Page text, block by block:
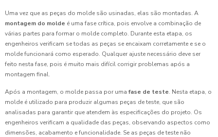
Uma vez que as peças do molde são usinadas, elas são montadas. A
montagem do molde é uma fase crítica, pois envolve a combinação de
várias partes para formar o molde completo. Durante esta etapa, os
engenheiros verificam se todas as peças se encaixam corretamente e se o
molde funcionará como esperado. Qualquer ajuste necessário deve ser
feito nesta fase, pois é muito mais difícil corrigir problemas após a
montagem final.
Após a montagem, o molde passa por uma fase de teste. Nesta etapa, o
molde é utilizado para produzir algumas peças de teste, que são
analisadas para garantir que atendem às especificações do projeto. Os
engenheiros verificam a qualidade das peças, observando aspectos como
dimensões, acabamento e funcionalidade. Se as peças de teste não